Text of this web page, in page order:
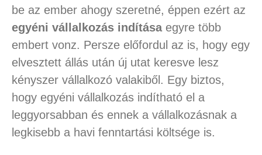
be az ember ahogy szeretné, éppen ezért az
egyéni vállalkozás indításaegyre több
embert vonz. Persze előfordul az is, hogy egy
elvesztett állás után új utat keresve lesz
kényszer vállalkozó valakiből. Egy biztos,
hogy egyéni vállalkozás indítható el a
leggyorsabban és ennek a vállalkozásnak a
legkisebb a havi fenntartási költsége is.